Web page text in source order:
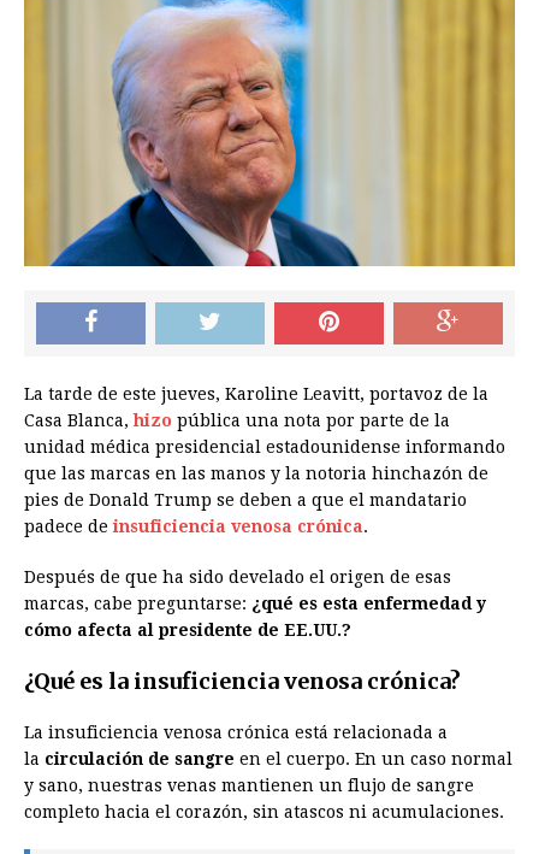
La tarde de este jueves, Karoline Leavitt, portavoz de la
Casa Blanca,hizo pública una nota por parte de la
unidad médica presidencial estadounidense informando
que las marcas en las manos y la notoria hinchazón de
pies de Donald Trump se deben a que el mandatario
padece deinsuficiencia venosa crónica.
Después de que ha sido develado el origen de esas
marcas, cabe preguntarse: ¿qué es esta enfermedad y
cómo afecta al presidente de EE.UU.?
¿Qué es la insuficiencia venosa crónica?
La insuficiencia venosa crónica está relacionada a
la circulación de sangre en el cuerpo. En un caso normal
y sano, nuestras venas mantienen un flujo de sangre
completo hacia el corazón, sin atascos ni acumulaciones.